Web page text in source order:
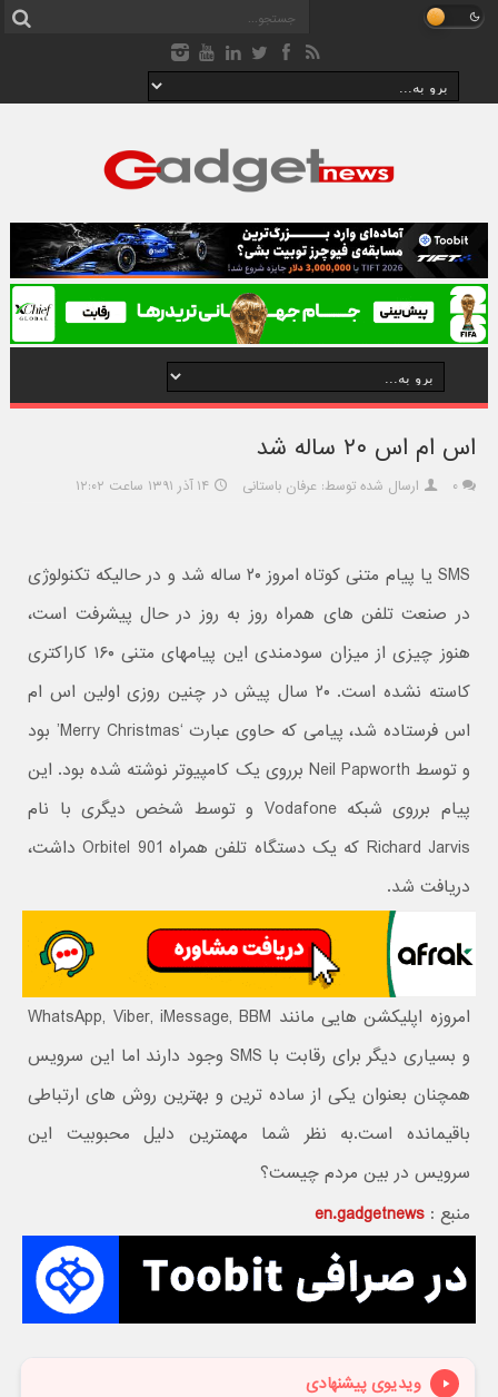
اس ام اس ۲۰ ساله شد
۰ ارسال شده توسط: عرفان باستانی ۱۴ آذر ۱۳۹۱ ساعت ۱۲:۰۲
SMS یا پیام متنی کوتاه امروز ۲۰ ساله شد و در حالیکه تکنولوژی
در صنعت تلفن های همراه روز به روز در حال پیشرفت است،
هنوز چیزی از میزان سودمندی این پیامهای متنی ۱۶۰ کاراکتری
کاسته نشده است. ۲۰ سال پیش در چنین روزی اولین اس ام
اس فرستاده شد، پیامی که حاوی عبارت ‘Merry Christmas’ بود
و توسط Neil Papworth برروی یک کامپیوتر نوشته شده بود. این
پیام برروی شبکه Vodafone و توسط شخص دیگری با نام
Richard Jarvis که یک دستگاه تلفن همراه Orbitel 901 داشت،
دریافت شد.
امروزه اپلیکشن هایی مانند WhatsApp, Viber, iMessage, BBM
و بسیاری دیگر برای رقابت با SMS وجود دارند اما این سرویس
همچنان بعنوان یکی از ساده ترین و بهترین روش های ارتباطی
باقیمانده است.به نظر شما مهمترین دلیل محبوبیت این
سرویس در بین مردم چیست؟
منبع :en.gadgetnews
ویدیوی پیشنهادی